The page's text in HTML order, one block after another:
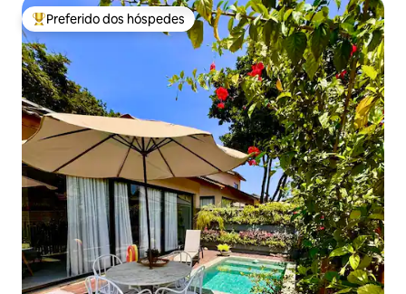
Entre os melhores preferidos dos hóspedes
Preferido dos hóspedes